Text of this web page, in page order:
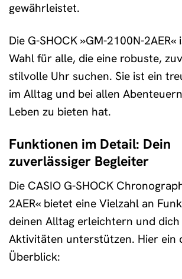
gewährleistet.
Die G-SHOCK »GM-2100N-
Wahl für alle, die eine robuste,
stilvolle Uhr suchen. Sie ist ein
im Alltag und bei allen
Leben zu bieten hat.
Funktionen im Detail: Dein
zuverlässiger Begleiter
Die CASIO G-SHOCK
2AER« bietet eine Vielzahl an
deinen Alltag erleichtern und dich
Aktivitäten unterstützen. Hier ein
Überblick: